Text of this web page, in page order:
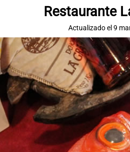
QUÉ HACER
ALOJAMIENTOS
RESTAURANTES
TURISMO ACTIVO
TIENDA
AGENDA
OFERTAS
Restaurante
Actualizado el 9